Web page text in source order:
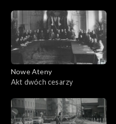
Nowe Ateny
Akt dwóch cesarzy